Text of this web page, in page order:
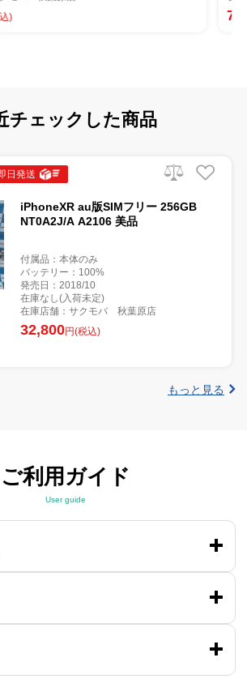
)
チェックした商品
日発送
iPhoneXR au版SIMフリー 256GB
NT0A2J/A A2106 美品
付属品：本体のみ
バッテリー：100%
発売日：2018/10
在庫なし(入荷未定)
在庫店舗：サクモバ 秋葉原店
32,800円(税込)
もっと見る
ご利用ガイド
User guide